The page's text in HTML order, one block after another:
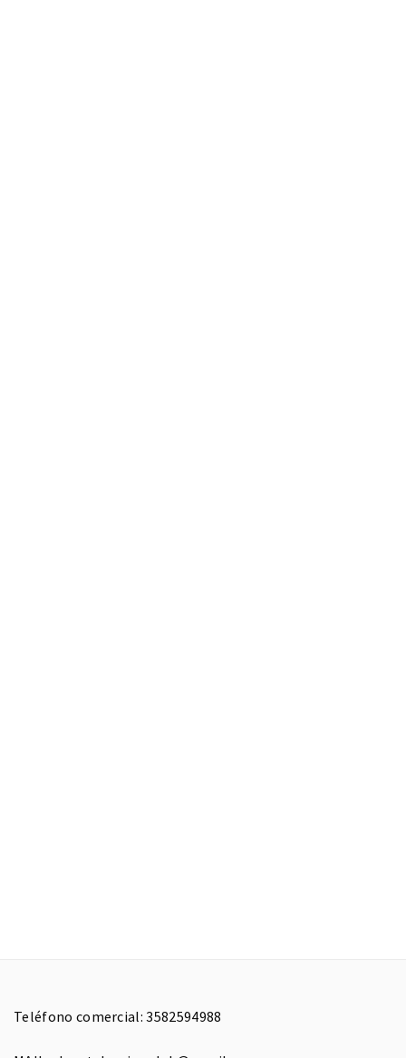
Teléfono comercial: 3582594988